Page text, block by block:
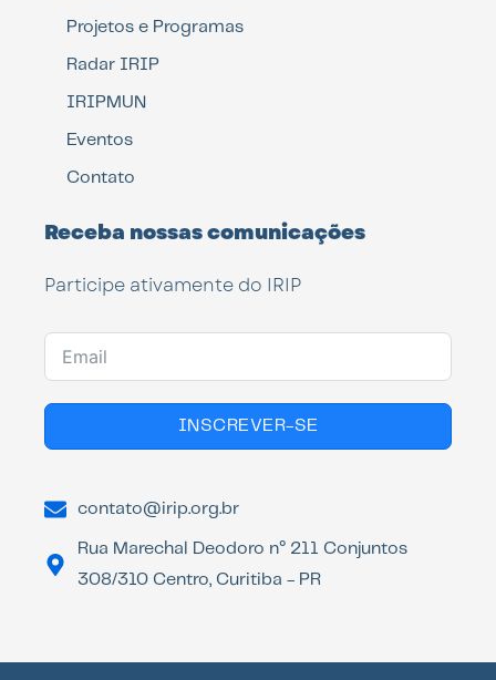
Projetos e Programas
Radar IRIP
IRIPMUN
Eventos
Contato
Receba nossas comunicações
Participe ativamente do IRIP
INSCREVER-SE
contato@irip.org.br
Rua Marechal Deodoro n° 211 Conjuntos
308/310 Centro, Curitiba - PR